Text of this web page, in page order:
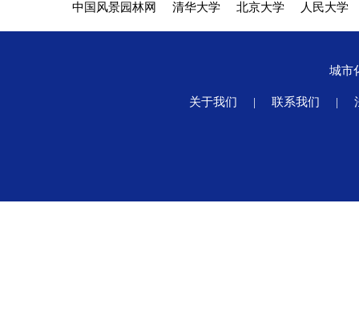
中国风景园林网 清华大学 北京大学 人民大学
城市
关于我们 | 联系我们 |